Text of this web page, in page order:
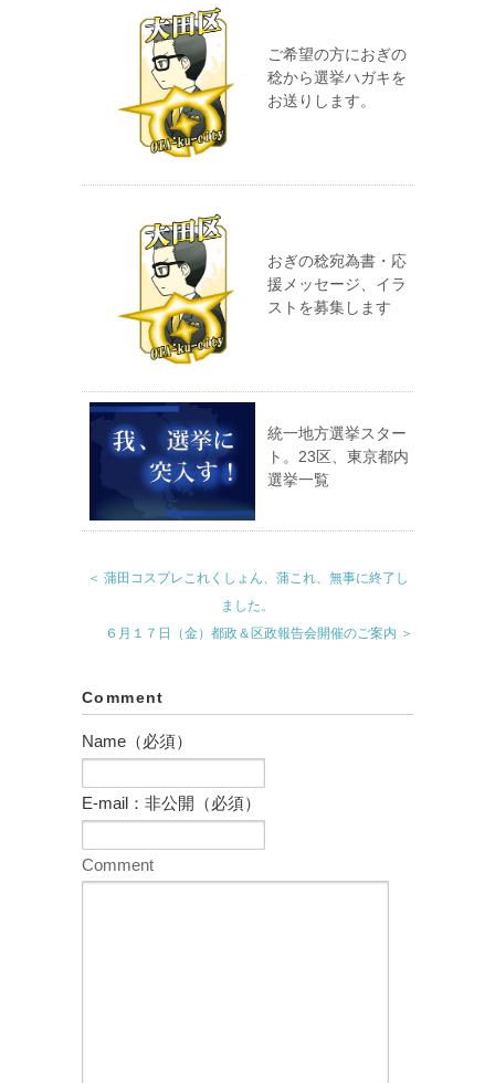
ご希望の方におぎの
稔から選挙ハガキを
お送りします。
おぎの稔宛為書・応
援メッセージ、イラ
ストを募集します
統一地方選挙スター
ト。23区、東京都内
選挙一覧
＜ 蒲田コスプレこれくしょん、蒲これ、無事に終了し
ました。
６月１７日（金）都政＆区政報告会開催のご案内 ＞
Comment
Name（必須）
E-mail：非公開（必須）
Comment